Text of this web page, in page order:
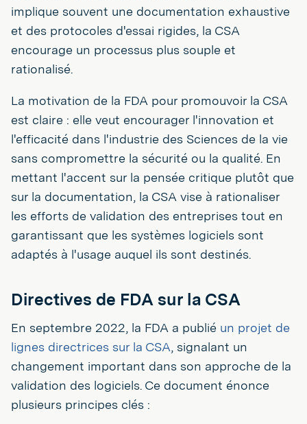
implique souvent une documentation exhaustive
et des protocoles d'essai rigides, la CSA
encourage un processus plus souple et
rationalisé.
La motivation de la FDA pour promouvoir la CSA
est claire : elle veut encourager l'innovation et
l'efficacité dans l'industrie des Sciences de la vie
sans compromettre la sécurité ou la qualité. En
mettant l'accent sur la pensée critique plutôt que
sur la documentation, la CSA vise à rationaliser
les efforts de validation des entreprises tout en
garantissant que les systèmes logiciels sont
adaptés à l'usage auquel ils sont destinés.
Directives de FDA sur la CSA
En septembre 2022, la FDA a publié un projet de
lignes directrices sur la CSA, signalant un
changement important dans son approche de la
validation des logiciels. Ce document énonce
plusieurs principes clés :